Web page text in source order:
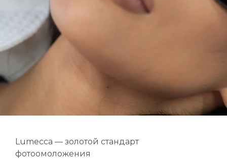
Lumecca — золотой стандарт
фотоомоложения